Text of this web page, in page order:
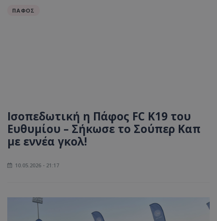
ΠΑΦΟΣ
Ισοπεδωτική η Πάφος FC Κ19 του
Ευθυμίου – Σήκωσε το Σούπερ Καπ
με εννέα γκολ!
10.05.2026 - 21:17